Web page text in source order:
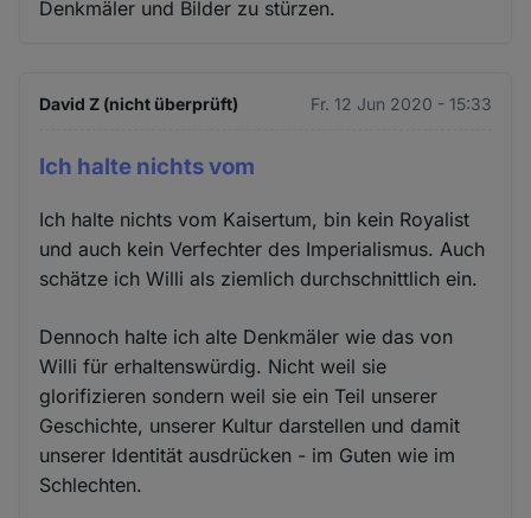
Denkmäler und Bilder zu stürzen.
David Z (nicht überprüft) Fr. 12 Jun 2020 - 15:33
Ich halte nichts vom
Ich halte nichts vom Kaisertum, bin kein Royalist
und auch kein Verfechter des Imperialismus. Auch
schätze ich Willi als ziemlich durchschnittlich ein.
Dennoch halte ich alte Denkmäler wie das von
Willi für erhaltenswürdig. Nicht weil sie
glorifizieren sondern weil sie ein Teil unserer
Geschichte, unserer Kultur darstellen und damit
unserer Identität ausdrücken - im Guten wie im
Schlechten.